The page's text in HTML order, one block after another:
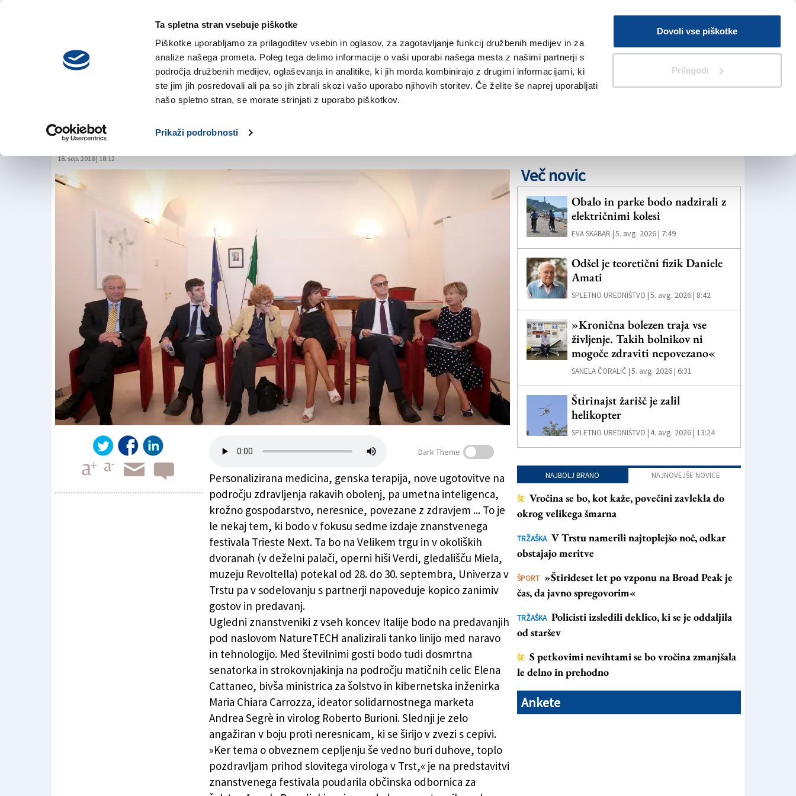
Ta spletna stran vsebuje piškotke
Piškotke uporabljamo za prilagoditev vsebin in oglasov, za zagotavljanje funkcij družbenih medijev in za
analize našega prometa. Poleg tega delimo informacije o vaši uporabi našega mesta z našimi partnerji s
področja družbenih medijev, oglaševanja in analitike, ki jih morda kombinirajo z drugimi informacijami, ki
ste jim jih posredovali ali pa so jih zbrali skozi vašo uporabo njihovih storitev. Če želite še naprej uporabljati
našo spletno stran, se morate strinjati z uporabo piškotkov.
Prikaži podrobnosti
Dovoli vse piškotke
Prilagodi
sreda,
5. avgusta 2026
V Kioskih
Iskanje
NOVICE TRŽAŠKA GORIŠKA KULTURA ŠPORT ŠE
Sedmi Trieste Next: tanka linija med
naravo in tehnologijo
18. sep. 2018 | 18:12
Sedmi Trieste Next: tanka linija med naravo in tehnologijo
Dark Theme
Personalizirana medicina, genska terapija, nove ugotovitve na
področju zdravljenja rakavih obolenj, pa umetna inteligenca,
krožno gospodarstvo, neresnice, povezane z zdravjem ... To je
le nekaj tem, ki bodo v fokusu sedme izdaje znanstvenega
festivala Trieste Next. Ta bo na Velikem trgu in v okoliških
dvoranah (v deželni palači, operni hiši Verdi, gledališču Miela,
muzeju Revoltella) potekal od 28. do 30. septembra, Univerza v
Trstu pa v sodelovanju s partnerji napoveduje kopico zanimiv
gostov in predavanj.
Ugledni znanstveniki z vseh koncev Italije bodo na predavanjih
pod naslovom NatureTECH analizirali tanko linijo med naravo
in tehnologijo. Med številnimi gosti bodo tudi dosmrtna
senatorka in strokovnjakinja na področju matičnih celic Elena
Cattaneo, bivša ministrica za šolstvo in kibernetska inženirka
Maria Chiara Carrozza, ideator solidarnostnega marketa
Andrea Segrè in virolog Roberto Burioni. Slednji je zelo
angažiran v boju proti neresnicam, ki se širijo v zvezi s cepivi.
»Ker tema o obveznem cepljenju še vedno buri duhove, toplo
pozdravljam prihod slovitega virologa v Trst,« je na predstavitvi
znanstvenega festivala poudarila občinska odbornica za
Več novic
Obalo in parke bodo nadzirali z
električnimi kolesi
EVA SKABAR |5. avg. 2026 | 7:49
Odšel je teoretični fizik Daniele
Amati
SPLETNO UREDNIŠTVO |5. avg. 2026 | 8:42
»Kronična bolezen traja vse
življenje. Takih bolnikov ni
mogoče zdraviti nepovezano«
SANELA ČORALIČ |5. avg. 2026 | 6:31
Štirinajst žarišč je zalil
helikopter
SPLETNO UREDNIŠTVO |4. avg. 2026 | 13:24
NAJBOLJ BRANO NAJNOVEJŠE NOVICE
ŠE Vročina se bo, kot kaže, povečini zavlekla do
okrog velikega šmarna
TRŽAŠKA V Trstu namerili najtoplejšo noč, odkar
obstajajo meritve
ŠPORT »Štirideset let po vzponu na Broad Peak je
čas, da javno spregovorim«
TRŽAŠKA Policisti izsledili deklico, ki se je oddaljila
od staršev
ŠE S petkovimi nevihtami se bo vročina zmanjšala
le delno in prehodno
Ankete